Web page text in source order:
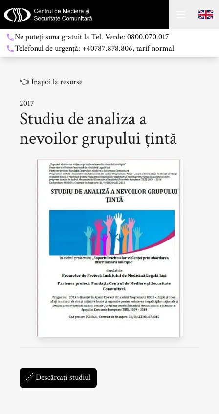
Ne puteți suna gratuit la Tel. Verde: 0800.070.017
Telefonul de urgență: +40787.878.806, tarif normal
👈 Înapoi la resurse
2017
Studiu de analiza a
nevoilor grupului țintă
🔗 Descărcaţi studiul